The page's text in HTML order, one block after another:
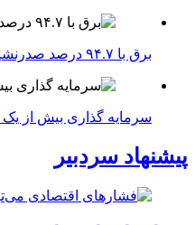
برق با ۹۴.۷ درصد صدرنشین تورم تابستانی!
سرمایه گذاری بیش از یک
پیشنهاد سردبیر